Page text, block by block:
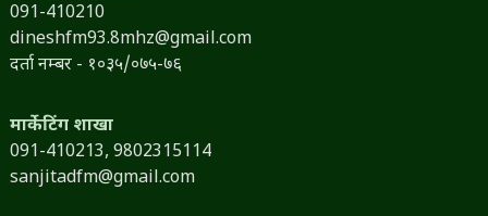
091-410210
dineshfm93.8mhz@gmail.com
दर्ता नम्बर - १०३५/०७५-७६
मार्केटिंग शाखा
091-410213, 9802315114
sanjitadfm@gmail.com